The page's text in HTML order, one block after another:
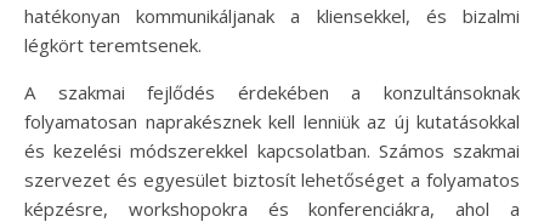
hatékonyan kommunikáljanak a kliensekkel, és bizalmi
légkört teremtsenek.
A szakmai fejlődés érdekében a konzultánsoknak
folyamatosan naprakésznek kell lenniük az új kutatásokkal
és kezelési módszerekkel kapcsolatban. Számos szakmai
szervezet és egyesület biztosít lehetőséget a folyamatos
képzésre, workshopokra és konferenciákra, ahol a